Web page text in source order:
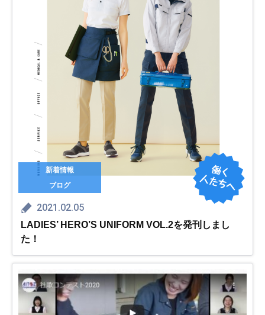
新着情報
ブログ
2021.02.05
LADIES’ HERO’S UNIFORM VOL.2を発刊しまし
た！